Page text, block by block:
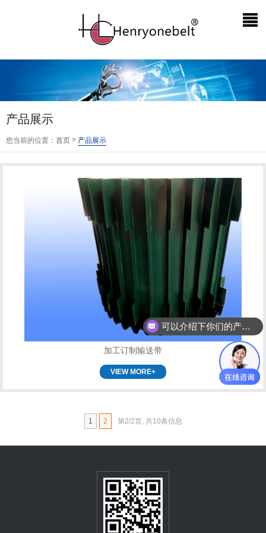
产品展示
您当前的位置： 首页 > 产品展示
加工订制输送带
VIEW MORE+
1 2 第2/2页, 共10条信息
可以介绍下你们的产品么？